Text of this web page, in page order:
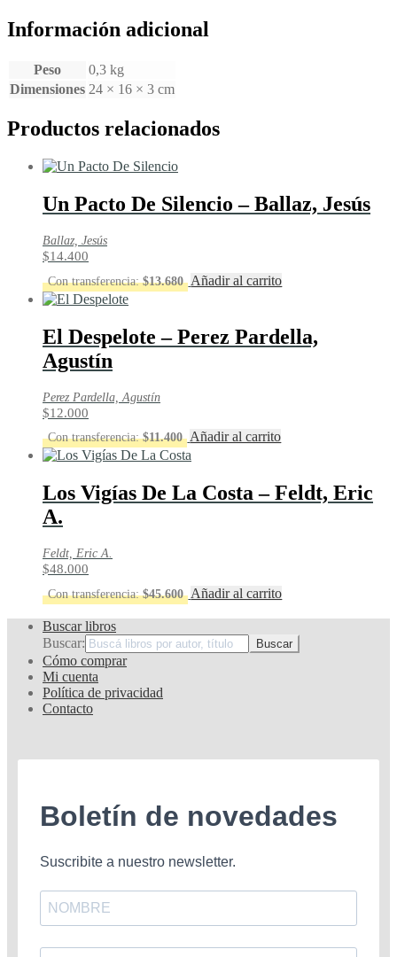
Información adicional
Peso
0,3 kg
Dimensiones 24 × 16 × 3 cm
Productos relacionados
Un Pacto De Silencio – Ballaz, Jesús
Ballaz, Jesús
$14.400
Con transferencia:$13.680 Añadir al carrito
El Despelote – Perez Pardella,
Agustín
Perez Pardella, Agustín
$12.000
Con transferencia:$11.400 Añadir al carrito
Los Vigías De La Costa – Feldt, Eric
A.
Feldt, Eric A.
$48.000
Con transferencia:$45.600 Añadir al carrito
Buscar libros
Buscar:
Cómo comprar
Mi cuenta
Política de privacidad
Contacto
Boletín de novedades
Suscribite a nuestro newsletter.